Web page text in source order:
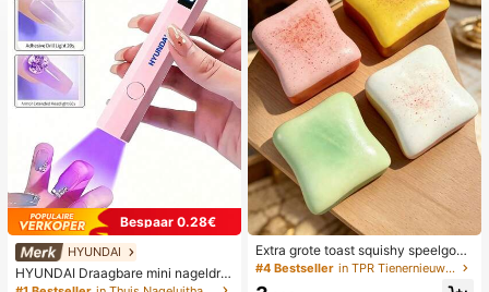
Bespaar 0.28€
HYUNDAI
HYUNDAI Draagbare mini nageldro
ger, oplaadbare handlamp UV/LED
Extra grote toast squishy speelgoe
d, superzachte boter toast stressve
#4 Bestseller in TPR Tienernieuwigheid en grappenspeelgoed